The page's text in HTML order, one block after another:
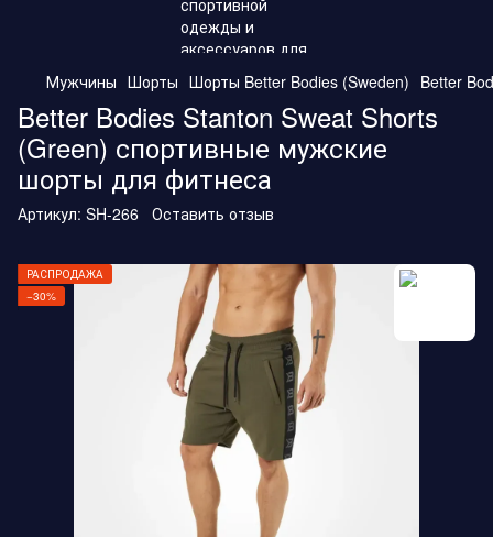
Мужчины Шорты Шорты Better Bodies (Sweden) Better
Better Bodies Stanton Sweat Shorts
(Green) спортивные мужские
шорты для фитнеса
Артикул: SH-266 Оставить отзыв
РАСПРОДАЖА
−30%